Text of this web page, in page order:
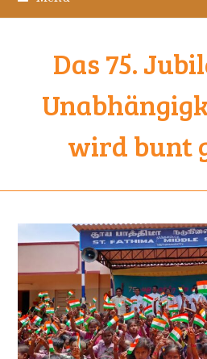
Das 75.
wird bunt